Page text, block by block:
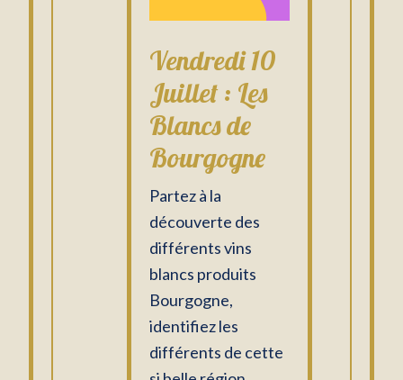
Vendredi 10
Juillet : Les
Blancs de
Bourgogne
Partez à la
découverte des
différents vins
blancs produits
Bourgogne,
identifiez les
différents de cette